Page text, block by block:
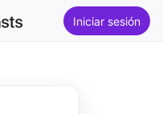
Iniciar sesión